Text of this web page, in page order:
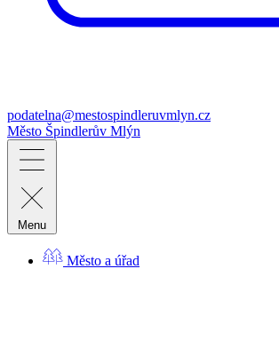
podatelna@mestospindleruvmlyn.cz
Město Špindlerův Mlýn
Menu
Město a úřad